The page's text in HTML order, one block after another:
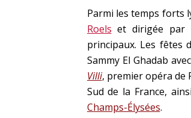
Parmi les temps forts
Roels et dirigée par
principaux. Les fêtes
Sammy El Ghadab
Villi, premier opéra de
Sud de la France,
Champs-Élysées.